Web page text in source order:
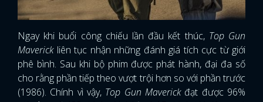
Ngay khi buổi công chiếu lần đầu kết thúc, Top Gun
Maverickliên tục nhận những đánh giá tích cực từ giới
phê bình. Sau khi bộ phim được phát hành, đại đa số
cho rằng phần tiếp theo vượt trội hơn so với phần trước
(1986). Chính vì vậy, Top Gun Maverick đạt được 96%